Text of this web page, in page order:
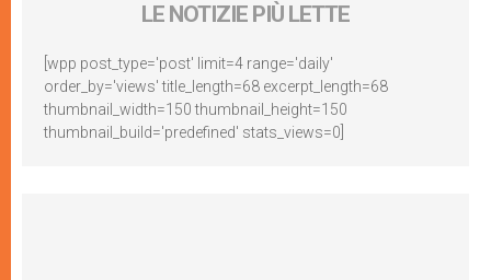
LE NOTIZIE PIÙ LETTE
[wpp post_type='post' limit=4 range='daily'
order_by='views' title_length=68 excerpt_length=68
thumbnail_width=150 thumbnail_height=150
thumbnail_build='predefined' stats_views=0]